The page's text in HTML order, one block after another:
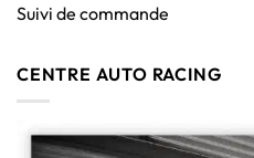
Suivi de commande
CENTRE AUTO RACING